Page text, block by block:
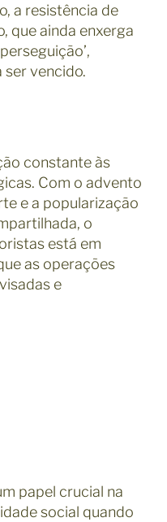
a resistência de
que ainda enxerga
vencido.
constante às
Com o advento
e a popularização
o
está em
as operações
e
papel crucial na
social quando